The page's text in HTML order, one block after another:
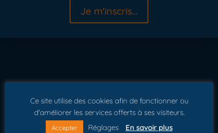
Je m'inscris...
Ce site utilise des cookies afin de fonctionner ou
d'améliorer les services offerts à ses visiteurs.
Accepter Réglages En savoir plus